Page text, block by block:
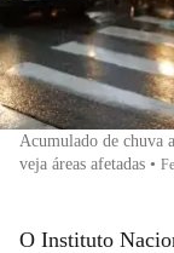
Acumulado de chuva
veja áreas afetadas •
O Instituto